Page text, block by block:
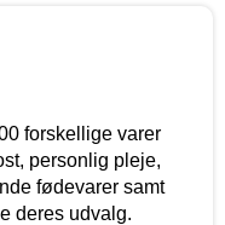
forskellige varer
personlig pleje,
fødevarer samt
deres udvalg.